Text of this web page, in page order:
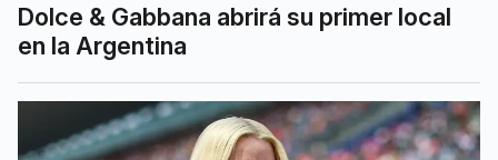
Dolce & Gabbana abrirá su primer local
en la Argentina